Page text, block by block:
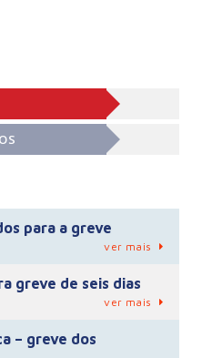
para a greve
ver mais
greve de seis dias
ver mais
– greve dos